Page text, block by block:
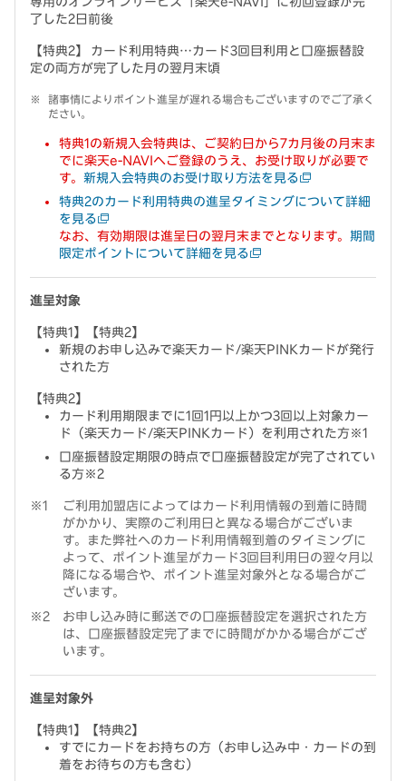
了した2日前後
【特典2】 カード利用特典…カード3回目利用と口座振替設
定の両方が完了した月の翌月末頃
諸事情によりポイント進呈が遅れる場合もございますのでご了承く
ださい。
特典1の新規入会特典は、ご契約日から7カ月後の月末ま
でに楽天e-NAVIへご登録のうえ、お受け取りが必要で
す。 新規入会特典のお受け取り方法を見る
特典2のカード利用特典の進呈タイミングについて詳細
を見る
なお、有効期限は進呈日の翌月末までとなります。 期間
限定ポイントについて詳細を見る
進呈対象
【特典1】【特典2】
新規のお申し込みで楽天カード/楽天PINKカードが発行
された方
【特典2】
カード利用期限までに1回1円以上かつ3回以上対象カー
ド（楽天カード/楽天PINKカード）を利用された方※1
口座振替設定期限の時点で口座振替設定が完了されてい
る方※2
ご利用加盟店によってはカード利用情報の到着に時間
がかかり、実際のご利用日と異なる場合がございま
す。また弊社へのカード利用情報到着のタイミングに
よって、ポイント進呈がカード3回目利用日の翌々月以
降になる場合や、ポイント進呈対象外となる場合がご
ざいます。
お申し込み時に郵送での口座振替設定を選択された方
は、口座振替設定完了までに時間がかかる場合がござ
います。
進呈対象外
【特典1】【特典2】
すでにカードをお持ちの方（お申し込み中・カードの到
着をお待ちの方も含む）